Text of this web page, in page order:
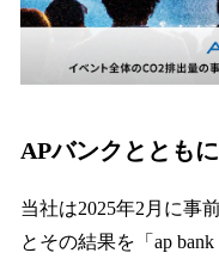
APバンクととも
当社は2025年2月に事
とその結果を「ap